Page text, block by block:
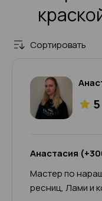
Сортировать
5
Анастасия
Мастер по
ресниц, Лами и